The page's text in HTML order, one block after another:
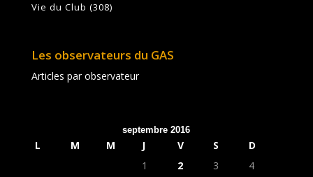
Vie du Club (308)
Les observateurs du GAS
Articles par observateur
septembre 2016
L M M J V S
D
1
2 3
4